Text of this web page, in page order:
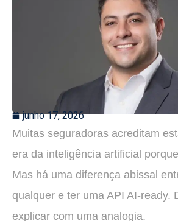
junho 17, 2026
Muitas seguradoras acreditam
era da inteligência artificial
Mas há uma diferença abissal
qualquer e ter uma API AI-ready.
explicar com uma analogia.